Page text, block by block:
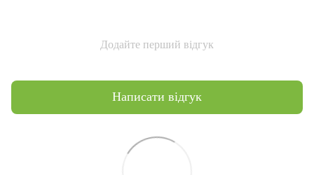
Додайте перший відгук
Написати відгук